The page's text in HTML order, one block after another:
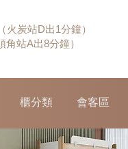
火炭站D出1分鐘）
站A出8分鐘）
櫃分類 會客區